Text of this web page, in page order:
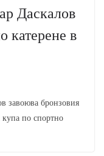
Даскалов
катерене в
завоюва бронзовия
по спортно